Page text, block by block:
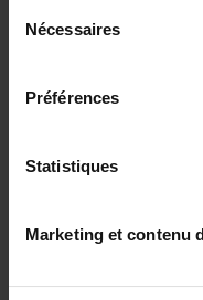
Nécessaires
Préférences
Statistiques
Marketing et contenu